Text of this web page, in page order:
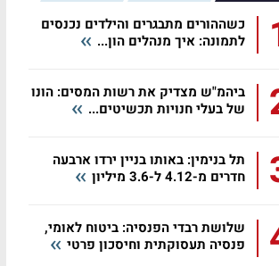
כשההורים מתבגרים והילדים נכנסים
לתמונה: איך מנהלים הון...
ביהמ"ש מצדיק את רשות המסים: הונו
של בעלי חנויות תכשיטים...
תל בנימין: באותו בניין ירדו ארבעה
חדרים מ-4.12 ל-3.6 מיליון
שלושת רבדי הפנסיה: ביטוח לאומי,
פנסיה תעסוקתית וחיסכון פרטי